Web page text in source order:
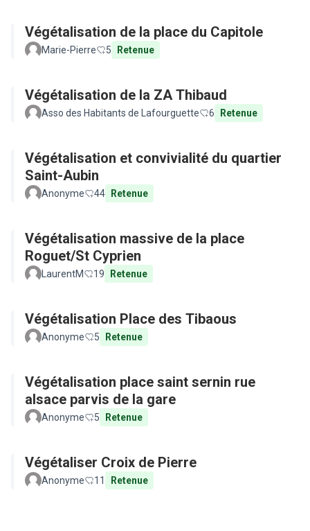
Végétalisation de la place du Capitole
Marie-Pierre 5 Retenue
Végétalisation de la ZA Thibaud
Asso des Habitants de Lafourguette 6 Retenue
Végétalisation et convivialité du quartier
Saint-Aubin
Anonyme 44 Retenue
Végétalisation massive de la place
Roguet/St Cyprien
LaurentM 19 Retenue
Végétalisation Place des Tibaous
Anonyme 5 Retenue
Végétalisation place saint sernin rue
alsace parvis de la gare
Anonyme 5 Retenue
Végétaliser Croix de Pierre
Anonyme 11 Retenue